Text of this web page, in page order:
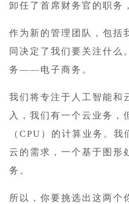
卸任了首席财务官的职务
作为新的管理团队，包括
同决定了我们要关注什么
务——电子商务。
我们将专注于人工智能和
入，我们有一个云业务，
（CPU）的计算业务。
云的需求，一个基于图形
务。
所以，你要挑选出这两个